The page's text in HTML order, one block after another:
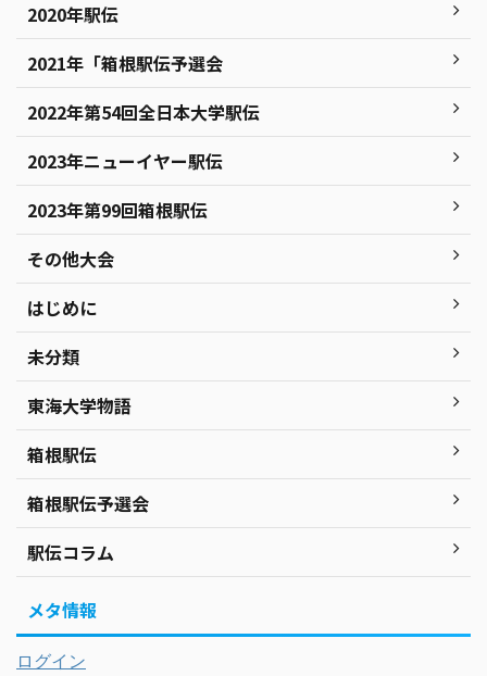
2020年駅伝
2021年「箱根駅伝予選会
2022年第54回全日本大学駅伝
2023年ニューイヤー駅伝
2023年第99回箱根駅伝
その他大会
はじめに
未分類
東海大学物語
箱根駅伝
箱根駅伝予選会
駅伝コラム
メタ情報
ログイン